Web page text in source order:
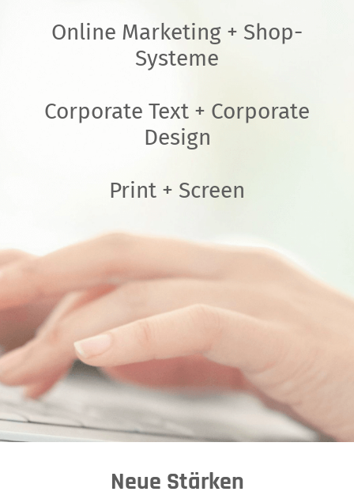
Online Marketing + Shop-
Systeme
Corporate Text + Corporate
Design
Print + Screen
Neue Stärken